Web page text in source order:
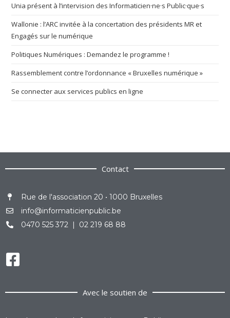
Unia présent à l’intervision des Informaticien·ne·s Public·que·s
Wallonie : l’ARC invitée à la concertation des présidents MR et
Engagés sur le numérique
Politiques Numériques : Demandez le programme !
Rassemblement contre l’ordonnance « Bruxelles numérique »
Se connecter aux services publics en ligne
Contact
Rue de l'association 20 • 1000 Bruxelles
info@informaticienpublic.be
0470 525 372 | 02 219 68 88
Avec le soutien de